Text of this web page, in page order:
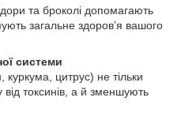
та броколі допомагають
загальне здоров’я вашого
системи
цитрус) не тільки
токсинів, а й зменшують